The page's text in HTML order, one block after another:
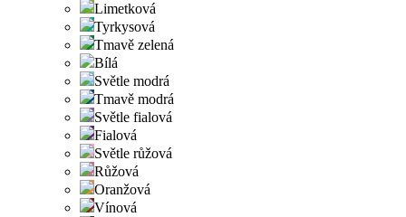
Limetková
Tyrkysová
Tmavě zelená
Bílá
Světle modrá
Tmavě modrá
Světle fialová
Fialová
Světle růžová
Růžová
Oranžová
Vínová